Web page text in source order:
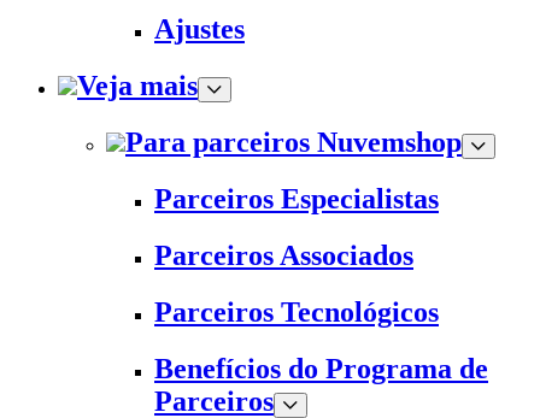
Ajustes
Veja mais
Para parceiros Nuvemshop
Parceiros Especialistas
Parceiros Associados
Parceiros Tecnológicos
Benefícios do Programa de
Parceiros